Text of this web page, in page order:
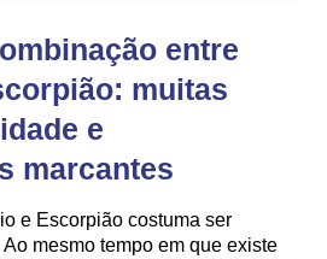
entre
muitas
e
marcantes
e Escorpião costuma ser
mesmo tempo em que existe